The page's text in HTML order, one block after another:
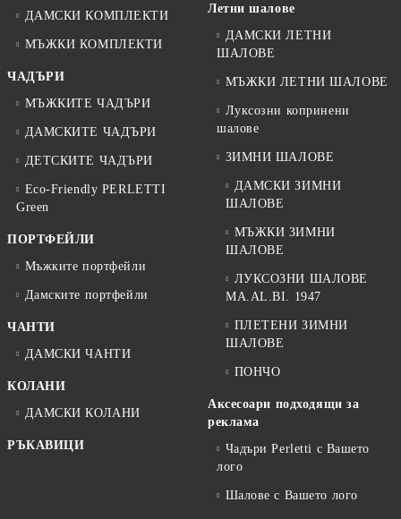
ДАМСКИ КОМПЛЕКТИ
МЪЖКИ КОМПЛЕКТИ
ЧАДЪРИ
МЪЖКИТЕ ЧАДЪРИ
ДАМСКИТЕ ЧАДЪРИ
ДЕТСКИТЕ ЧАДЪРИ
Eco-Friendly PERLETTI
Green
ПОРТФЕЙЛИ
Мъжките портфейли
Дамските портфейли
ЧАНТИ
ДАМСКИ ЧАНТИ
КОЛАНИ
ДАМСКИ КОЛАНИ
РЪКАВИЦИ
Летни шалове
ДАМСКИ ЛЕТНИ
ШАЛОВЕ
МЪЖКИ ЛЕТНИ ШАЛОВЕ
Луксозни копринени
шалове
ЗИМНИ ШАЛОВЕ
ДАМСКИ ЗИМНИ
ШАЛОВЕ
МЪЖКИ ЗИМНИ
ШАЛОВЕ
ЛУКСОЗНИ ШАЛОВЕ
MA.AL.BI. 1947
ПЛЕТЕНИ ЗИМНИ
ШАЛОВЕ
ПОНЧО
Аксесоари подходящи за
реклама
Чадъри Perletti с Вашето
лого
Шалове с Вашето лого